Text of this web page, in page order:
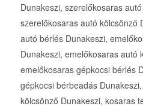
Dunakeszi, szerelőkosaras
szerelőkosaras autó kölcsönző
autó bérlés Dunakeszi,
Dunakeszi, emelőkosaras autó
emelőkosaras gépkocsi bérlés
gépkocsi bérbeadás
kölcsönző Dunakeszi, kosaras